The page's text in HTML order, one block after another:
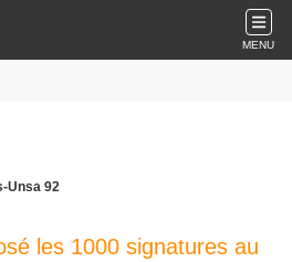
MENU
Unsa 92
les 1000 signatures au